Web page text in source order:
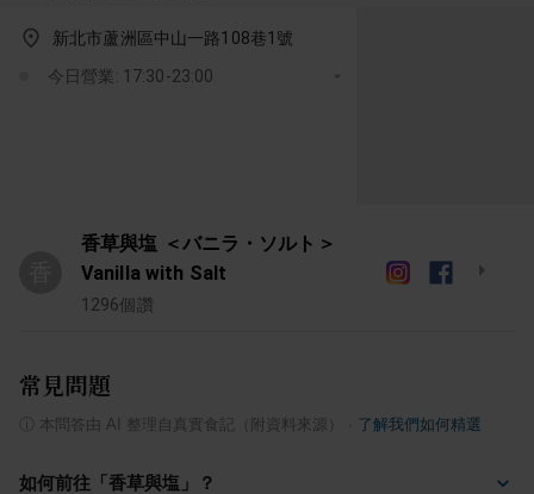
新北市蘆洲區中山一路108巷1號
今日營業: 17:30-23:00
香草與塩 ＜バニラ・ソルト＞
Vanilla with Salt
1296個讚
常見問題
本問答由 AI 整理自真實食記（附資料來源） 了解我們如何精選
如何前往「香草與塩」？